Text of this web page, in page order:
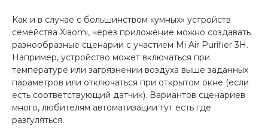
Как и в случае с большинством «умных» устройств
семейства Xiaomi, через приложение можно создавать
разнообразные сценарии с участием Mi Air Purifier 3H.
Например, устройство может включаться при
температуре или загрязнении воздуха выше заданных
параметров или отключаться при открытом окне (если
есть соответствующий датчик). Вариантов сценариев
много, любителям автоматизации тут есть где
разгуляться.